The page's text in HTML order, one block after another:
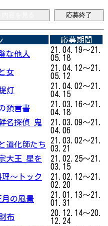
応募終了
応募期間
な他人
21.04.19～21.
05.18
女
21.04.12～21.
05.12
灯
21.04.02～21.
04.15
預言書
21.03.16～21.
04.18
名探偵 鬼
21.03.09～21.
04.06
道化師たち
21.03.02～21.
03.21
大王 星を
21.02.25～21.
03.15
〜トック
21.02.12～21.
02.20
の風景
21.01.13～21.
01.31
布
20.12.14～20.
12.24